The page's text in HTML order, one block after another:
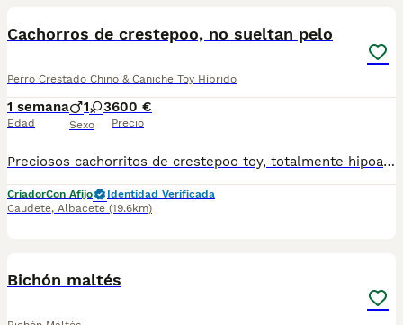
Cachorros de crestepoo, no sueltan pelo
Perro Crestado Chino & Caniche Toy Híbrido
1 semana
Edad
1 3
Sexo
600 €
Precio
Preciosos cachorritos de crestepoo toy, totalmente hipoalergénicos y no sueltan pelo, tamaño pequeñito, desde ,600 e
CriadorCon Afijo
Identidad Verificada
Caudete, Albacete (19.6km)
Bichón maltés